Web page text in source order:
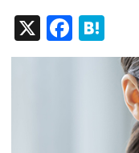
X
F
ac at